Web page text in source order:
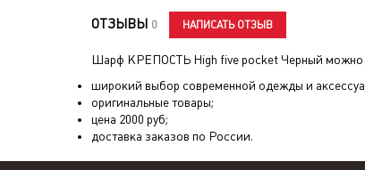
ОТЗЫВЫ 0 НАПИСАТЬ ОТЗЫВ
Шарф КРЕПОСТЬ High five pocket Черный можно
широкий выбор современной одежды и
оригинальные товары;
цена 2000 руб;
доставка заказов по России.